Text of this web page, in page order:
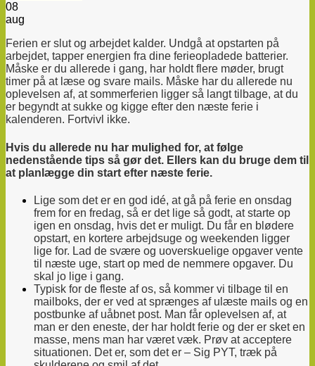
08
aug
Ferien er slut og arbejdet kalder. Undgå at opstarten på
arbejdet, tapper energien fra dine ferieopladede batterier.
Måske er du allerede i gang, har holdt flere møder, brugt
timer på at læse og svare mails. Måske har du allerede nu
oplevelsen af, at sommerferien ligger så langt tilbage, at du
er begyndt at sukke og kigge efter den næste ferie i
kalenderen. Fortvivl ikke.
Hvis du allerede nu har mulighed for, at følge
nedenstående tips så gør det. Ellers kan du bruge dem til
at planlægge din start efter næste ferie.
Lige som det er en god idé, at gå på ferie en onsdag
frem for en fredag, så er det lige så godt, at starte op
igen en onsdag, hvis det er muligt. Du får en blødere
opstart, en kortere arbejdsuge og weekenden ligger
lige for. Lad de svære og uoverskuelige opgaver vente
til næste uge, start op med de nemmere opgaver. Du
skal jo lige i gang.
Typisk for de fleste af os, så kommer vi tilbage til en
mailboks, der er ved at sprænges af ulæste mails og en
postbunke af uåbnet post. Man får oplevelsen af, at
man er den eneste, der har holdt ferie og der er sket en
masse, mens man har været væk. Prøv at acceptere
situationen. Det er, som det er – Sig PYT, træk på